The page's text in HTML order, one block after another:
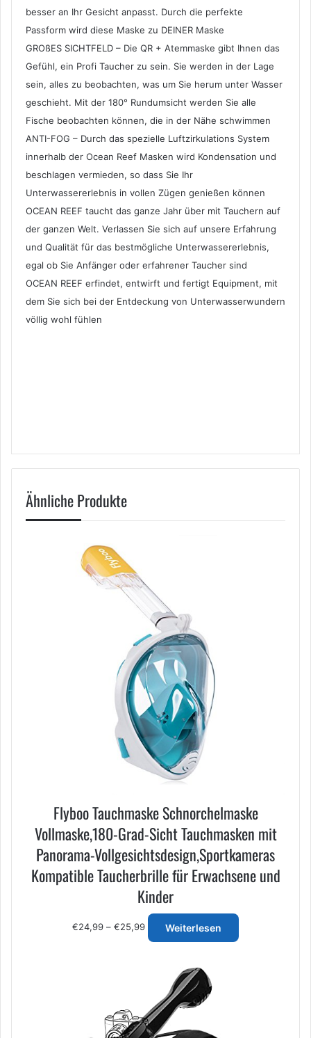
besser an Ihr Gesicht anpasst. Durch die perfekte
Passform wird diese Maske zu DEINER Maske
GROßES SICHTFELD – Die QR + Atemmaske gibt Ihnen das
Gefühl, ein Profi Taucher zu sein. Sie werden in der Lage
sein, alles zu beobachten, was um Sie herum unter Wasser
geschieht. Mit der 180° Rundumsicht werden Sie alle
Fische beobachten können, die in der Nähe schwimmen
ANTI-FOG – Durch das spezielle Luftzirkulations System
innerhalb der Ocean Reef Masken wird Kondensation und
beschlagen vermieden, so dass Sie Ihr
Unterwassererlebnis in vollen Zügen genießen können
OCEAN REEF taucht das ganze Jahr über mit Tauchern auf
der ganzen Welt. Verlassen Sie sich auf unsere Erfahrung
und Qualität für das bestmögliche Unterwassererlebnis,
egal ob Sie Anfänger oder erfahrener Taucher sind
OCEAN REEF erfindet, entwirft und fertigt Equipment, mit
dem Sie sich bei der Entdeckung von Unterwasserwundern
völlig wohl fühlen
Ähnliche Produkte
Flyboo Tauchmaske Schnorchelmaske
Vollmaske,180-Grad-Sicht Tauchmasken mit
Panorama-Vollgesichtsdesign,Sportkameras
Kompatible Taucherbrille für Erwachsene und
Kinder
€24,99 – €25,99
Preisspanne:
€24,99
bis
Weiterlesen